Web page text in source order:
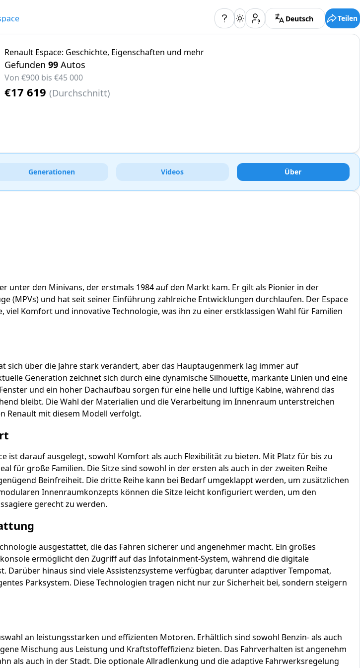
Deutsch Teilen
Renault Espace: Geschichte, Eigenschaften und mehr
Gefunden 99 Autos
Von €900 bis €45 000
€17 619 (Durchschnitt)
Generationen Videos Über
unter den Minivans, der erstmals 1984 auf den Markt kam. Er gilt als Pionier in der
(MPVs) und hat seit seiner Einführung zahlreiche Entwicklungen durchlaufen. Der Espace
Komfort und innovative Technologie, was ihn zu einer erstklassigen Wahl für Familien
sich über die Jahre stark verändert, aber das Hauptaugenmerk lag immer auf
Generation zeichnet sich durch eine dynamische Silhouette, markante Linien und eine
und ein hoher Dachaufbau sorgen für eine helle und luftige Kabine, während das
bleibt. Die Wahl der Materialien und die Verarbeitung im Innenraum unterstreichen
Renault mit diesem Modell verfolgt.
ist darauf ausgelegt, sowohl Komfort als auch Flexibilität zu bieten. Mit Platz für bis zu
für große Familien. Die Sitze sind sowohl in der ersten als auch in der zweiten Reihe
Beinfreiheit. Die dritte Reihe kann bei Bedarf umgeklappt werden, um zusätzlichen
Innenraumkonzepts können die Sitze leicht konfiguriert werden, um den
gerecht zu werden.
ausgestattet, die das Fahren sicherer und angenehmer macht. Ein großes
ermöglicht den Zugriff auf das Infotainment-System, während die digitale
Darüber hinaus sind viele Assistenzsysteme verfügbar, darunter adaptiver Tempomat,
Parksystem. Diese Technologien tragen nicht nur zur Sicherheit bei, sondern steigern
an leistungsstarken und effizienten Motoren. Erhältlich sind sowohl Benzin- als auch
Mischung aus Leistung und Kraftstoffeffizienz bieten. Das Fahrverhalten ist angenehm
als auch in der Stadt. Die optionale Allradlenkung und die adaptive Fahrwerksregelung